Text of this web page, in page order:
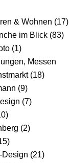
& Wohnen (17)
im Blick (83)
(1)
Messen
(18)
(9)
(7)
(2)
Design (21)